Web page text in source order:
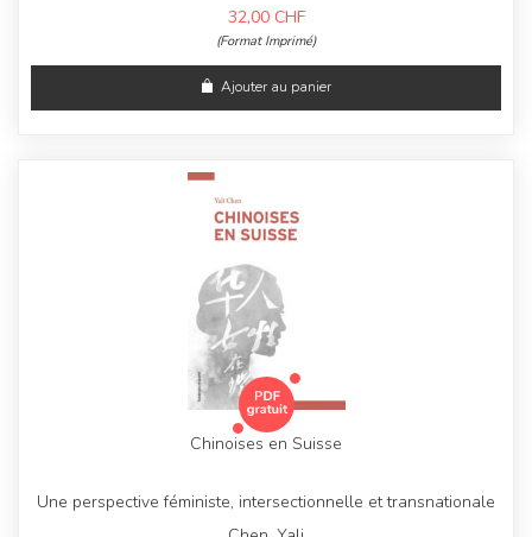
32,00 CHF
(Format Imprimé)
Ajouter au panier
Chinoises en Suisse
Une perspective féministe, intersectionnelle et transnationale